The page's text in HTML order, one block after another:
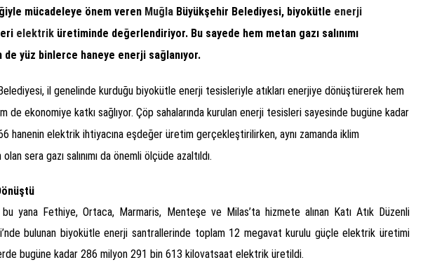
mücadeleye önem veren Muğla Büyükşehir Belediyesi, biyokütle enerji
elektrik üretiminde değerlendiriyor. Bu sayede hem metan gazı salınımı
yüz binlerce haneye enerji sağlanıyor.
il genelinde kurduğu biyokütle enerji tesisleriyle atıkları enerjiye dönüştürerek hem
de ekonomiye katkı sağlıyor. Çöp sahalarında kurulan enerji tesisleri sayesinde bugüne kadar
hanenin elektrik ihtiyacına eşdeğer üretim gerçekleştirilirken, aynı zamanda iklim
sera gazı salınımı da önemli ölçüde azaltıldı.
bu yana Fethiye, Ortaca, Marmaris, Menteşe ve Milas’ta hizmete alınan Katı Atık Düzenli
bulunan biyokütle enerji santrallerinde toplam 12 megavat kurulu güçle elektrik üretimi
bugüne kadar 286 milyon 291 bin 613 kilovatsaat elektrik üretildi.